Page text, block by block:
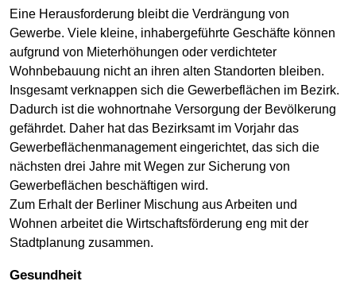
Eine Herausforderung bleibt die Verdrängung von
Gewerbe. Viele kleine, inhabergeführte Geschäfte können
aufgrund von Mieterhöhungen oder verdichteter
Wohnbebauung nicht an ihren alten Standorten bleiben.
Insgesamt verknappen sich die Gewerbeflächen im Bezirk.
Dadurch ist die wohnortnahe Versorgung der Bevölkerung
gefährdet. Daher hat das Bezirksamt im Vorjahr das
Gewerbeflächenmanagement eingerichtet, das sich die
nächsten drei Jahre mit Wegen zur Sicherung von
Gewerbeflächen beschäftigen wird.
Zum Erhalt der Berliner Mischung aus Arbeiten und
Wohnen arbeitet die Wirtschaftsförderung eng mit der
Stadtplanung zusammen.
Gesundheit